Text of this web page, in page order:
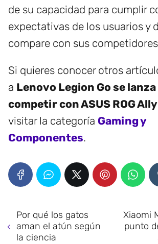
de su capacidad para cumplir
expectativas de los usuarios y
compare con sus
Si quieres conocer otros
a Lenovo Legion Go se
competir con ASUS ROG Ally
visitar la categoría Gaming y
Componentes.
Por qué los gatos
aman el atún según
la ciencia
Xiaomi
punto